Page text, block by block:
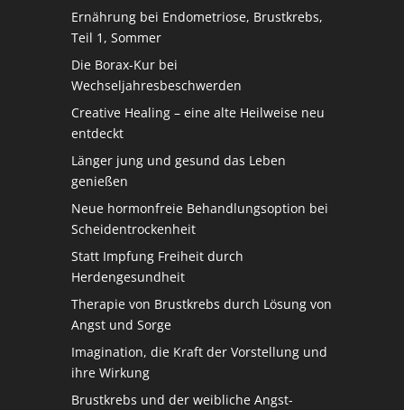
Ernährung bei Endometriose, Brustkrebs,
Teil 1, Sommer
Die Borax-Kur bei
Wechseljahresbeschwerden
Creative Healing – eine alte Heilweise neu
entdeckt
Länger jung und gesund das Leben
genießen
Neue hormonfreie Behandlungsoption bei
Scheidentrockenheit
Statt Impfung Freiheit durch
Herdengesundheit
Therapie von Brustkrebs durch Lösung von
Angst und Sorge
Imagination, die Kraft der Vorstellung und
ihre Wirkung
Brustkrebs und der weibliche Angst-